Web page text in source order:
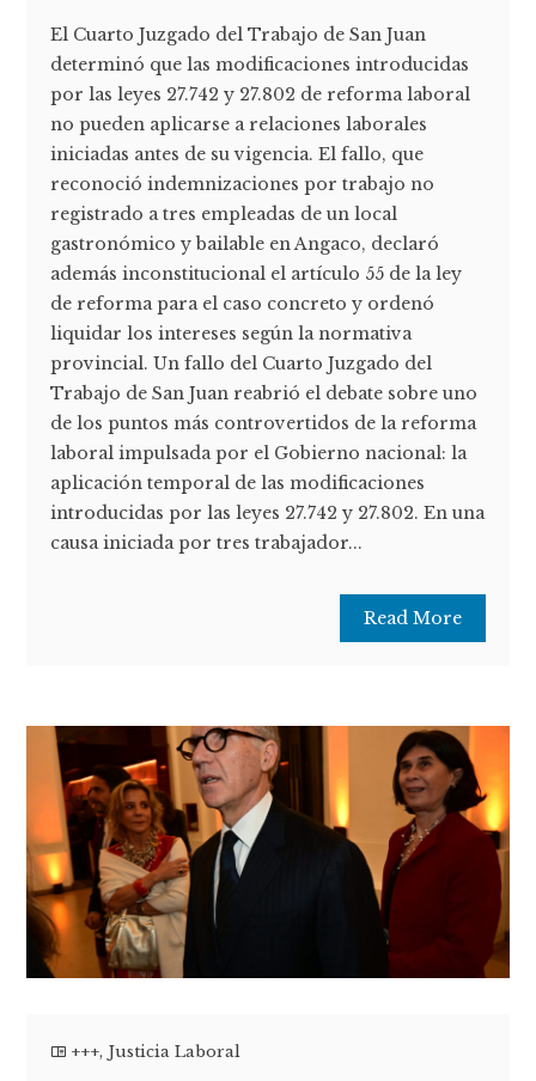
El Cuarto Juzgado del Trabajo de San Juan
determinó que las modificaciones introducidas
por las leyes 27.742 y 27.802 de reforma laboral
no pueden aplicarse a relaciones laborales
iniciadas antes de su vigencia. El fallo, que
reconoció indemnizaciones por trabajo no
registrado a tres empleadas de un local
gastronómico y bailable en Angaco, declaró
además inconstitucional el artículo 55 de la ley
de reforma para el caso concreto y ordenó
liquidar los intereses según la normativa
provincial. Un fallo del Cuarto Juzgado del
Trabajo de San Juan reabrió el debate sobre uno
de los puntos más controvertidos de la reforma
laboral impulsada por el Gobierno nacional: la
aplicación temporal de las modificaciones
introducidas por las leyes 27.742 y 27.802. En una
causa iniciada por tres trabajador...
Read More
+++, Justicia Laboral